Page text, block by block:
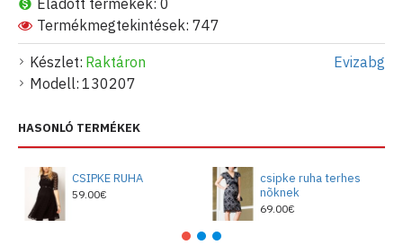
Készlet: Raktáron
Modell: 130207
Evizabg
Eladott termékek: 0
Termékmegtekintések: 747
HASONLÓ TERMÉKEK
CSIPKE RUHA
59.00€
csipke ruha terhes
nõknek
69.00€